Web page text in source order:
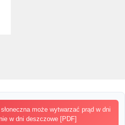
może wytwarzać prąd w dni
w dni deszczowe [PDF]